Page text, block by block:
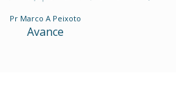
Pr Marco A Peixoto
Avance